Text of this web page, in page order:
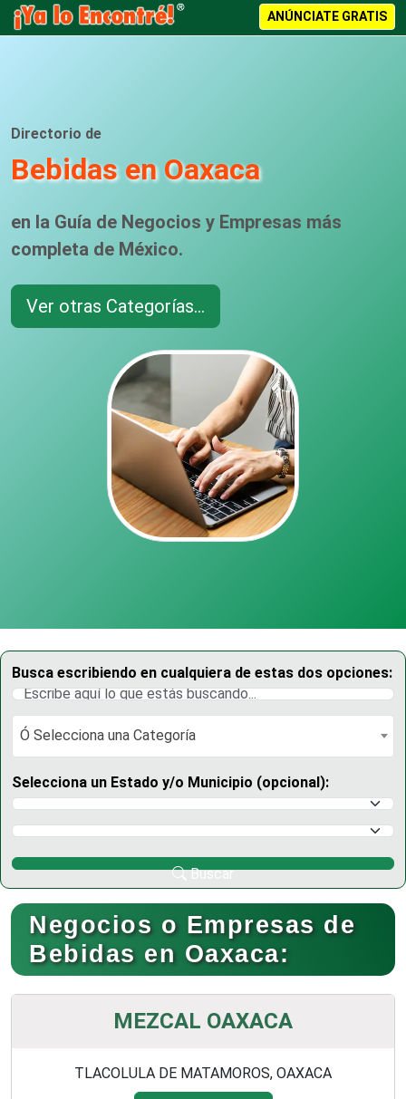
ANÚNCIATE GRATIS
Directorio de
Bebidas en Oaxaca
en la Guía de Negocios y Empresas más
completa de México.
Ver otras Categorías...
Busca escribiendo en cualquiera de estas dos opciones:
Ó Selecciona una Categoría
Ó Selecciona una Categoría
Selecciona un Estado y/o Municipio (opcional):
Selecciona un Estado
Selecciona un Municipio
Buscar
Negocios o Empresas de
Bebidas en Oaxaca:
MEZCAL OAXACA
TLACOLULA DE MATAMOROS, OAXACA